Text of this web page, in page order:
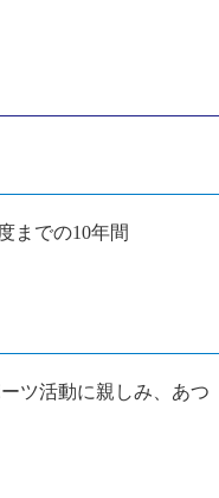
までの10年間
ツ活動に親しみ、あつ